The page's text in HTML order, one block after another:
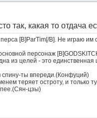
так, какая то отдача
[B]ParTim[/B]. Не играю им
персонаж
из целей - это
спину-ты впереди.(Конфуций)
теряет остроту, и только
цзы)